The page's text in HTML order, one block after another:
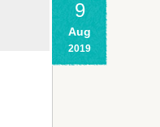
9
Aug
2019